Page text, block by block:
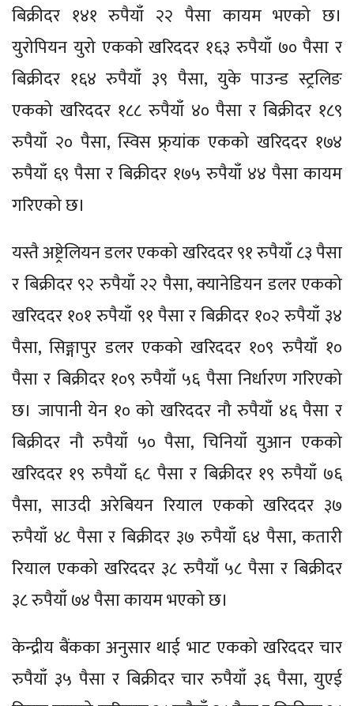
बिक्रीदर १४१ रुपैयाँ २२ पैसा कायम भएको छ।
युरोपियन युरो एकको खरिददर १६३ रुपैयाँ ७० पैसा र
बिक्रीदर १६४ रुपैयाँ ३९ पैसा, युके पाउन्ड स्ट्रलिङ
एकको खरिददर १८८ रुपैयाँ ४० पैसा र बिक्रीदर १८९
रुपैयाँ २० पैसा, स्विस फ्र्यांक एकको खरिददर १७४
रुपैयाँ ६९ पैसा र बिक्रीदर १७५ रुपैयाँ ४४ पैसा कायम
गरिएको छ।
यस्तै अष्ट्रेलियन डलर एकको खरिददर ९१ रुपैयाँ ८३ पैसा
र बिक्रीदर ९२ रुपैयाँ २२ पैसा, क्यानेडियन डलर एकको
खरिददर १०१ रुपैयाँ ९१ पैसा र बिक्रीदर १०२ रुपैयाँ ३४
पैसा, सिङ्गापुर डलर एकको खरिददर १०९ रुपैयाँ १०
पैसा र बिक्रीदर १०९ रुपैयाँ ५६ पैसा निर्धारण गरिएको
छ। जापानी येन १० को खरिददर नौ रुपैयाँ ४६ पैसा र
बिक्रीदर नौ रुपैयाँ ५० पैसा, चिनियाँ युआन एकको
खरिददर १९ रुपैयाँ ६८ पैसा र बिक्रीदर १९ रुपैयाँ ७६
पैसा, साउदी अरेबियन रियाल एकको खरिददर ३७
रुपैयाँ ४८ पैसा र बिक्रीदर ३७ रुपैयाँ ६४ पैसा, कतारी
रियाल एकको खरिददर ३८ रुपैयाँ ५८ पैसा र बिक्रीदर
३८ रुपैयाँ ७४ पैसा कायम भएको छ।
केन्द्रीय बैंकका अनुसार थाई भाट एकको खरिददर चार
रुपैयाँ ३५ पैसा र बिक्रीदर चार रुपैयाँ ३६ पैसा, युएई